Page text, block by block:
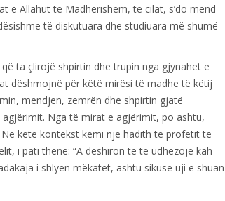
e Allahut të Madhërishëm, të cilat, s’do mend
të diskutuara dhe studiuara më shumë
ta çlirojë shpirtin dhe trupin nga gjynahet e
dëshmojnë për këtë mirësi të madhe të këtij
mendjen, zemrën dhe shpirtin gjatë
Nga të mirat e agjërimit, po ashtu,
këtë kontekst kemi një hadith të profetit të
i pati thënë: “A dëshiron të të udhëzojë kah
i shlyen mëkatet, ashtu sikuse uji e shuan